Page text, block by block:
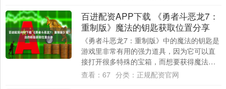
百进配资APP下载 《勇者斗恶龙7：
重制版》魔法的钥匙获取位置分享
《勇者斗恶龙7：重制版》中的魔法的钥匙是
游戏里非常有用的强力道具，因为它可以直
接打开很多特殊的宝箱，而想要获得魔法钥
匙可以先去拿到魔法地毯，之后我们来到奥
查看： 67 分类： 正规配资官网